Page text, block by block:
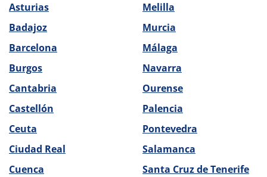
Asturias
Badajoz
Barcelona
Burgos
Cantabria
Castellón
Ceuta
Ciudad Real
Cuenca
Melilla
Murcia
Málaga
Navarra
Ourense
Palencia
Pontevedra
Salamanca
Santa Cruz de Tenerife